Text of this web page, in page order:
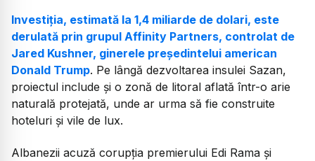
Investiția, estimată la 1,4 miliarde de dolari, este
derulată prin grupul Affinity Partners, controlat de
Jared Kushner, ginerele președintelui american
Donald Trump. Pe lângă dezvoltarea insulei Sazan,
proiectul include și o zonă de litoral aflată într-o arie
naturală protejată, unde ar urma să fie construite
hoteluri și vile de lux.
Albanezii acuză corupția premierului Edi Rama și